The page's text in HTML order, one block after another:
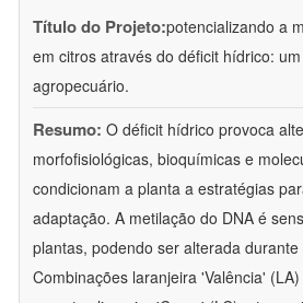
Título do Projeto:potencializando a
em citros através do déficit hídrico:
agropecuário.
Resumo: O déficit hídrico provoca
morfofisiológicas, bioquímicas e
condicionam a planta a estratégias
adaptação. A metilação do DNA é
plantas, podendo ser alterada
Combinações laranjeira 'Valência'